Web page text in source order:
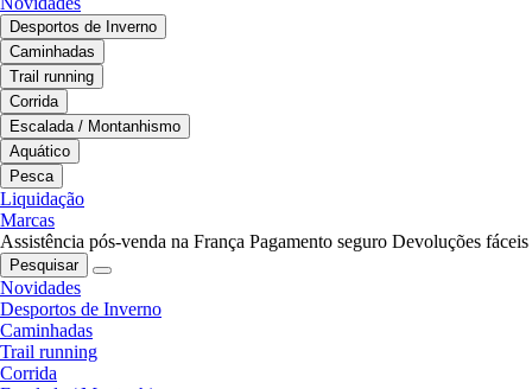
Desportos de Inverno
Caminhadas
Trail running
Corrida
Escalada / Montanhismo
Aquático
Pesca
Liquidação
Marcas
Assistência pós-venda na França Pagamento seguro Devoluções fáceis
Pesquisar
Novidades
Desportos de Inverno
Caminhadas
Trail running
Corrida